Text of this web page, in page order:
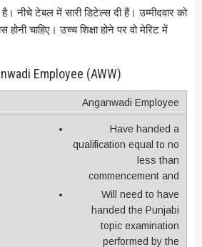
नीचे टेबल में सारी डिटेल्स दी हैं। उम्मीदवार को
होनी चाहिए। उच्च शिक्षा होने पर वो मेरिट में
Employee (AWW)
Anganwadi Employee
Have handed a
qualification equal to no
less than
commencement and
Will need to have
handed the Punjabi
topic examination
performed by the